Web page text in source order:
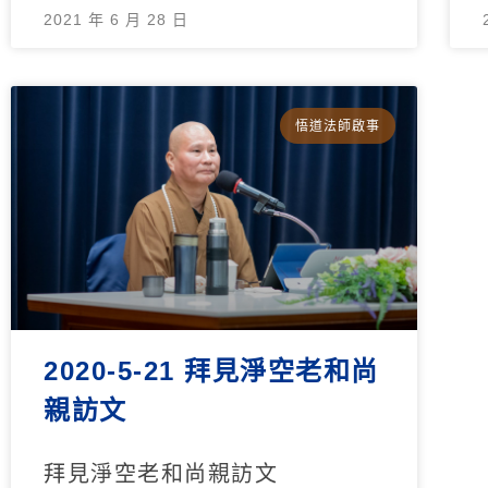
2021 年 6 月 28 日
悟道法師啟事
2020-5-21 拜見淨空老和尚
親訪文
拜見淨空老和尚親訪文